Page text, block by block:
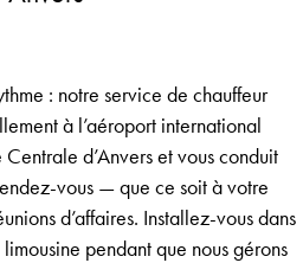
: notre service de chauffeur
à l’aéroport international
d’Anvers et vous conduit
vous — que ce soit à votre
d’affaires. Installez-vous dans
pendant que nous gérons